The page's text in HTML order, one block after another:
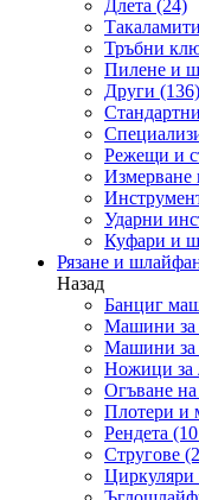
Длета (24)
Такаламити
Тръбни
Пилене и
Други (136)
Режещи и
Измерване
Ударни
Куфари и
Рязане и
Назад
Банциг
Машини за
Машини за
Ножици за
Огъване
Плотери и
Рендета
Стругове
Циркуляри